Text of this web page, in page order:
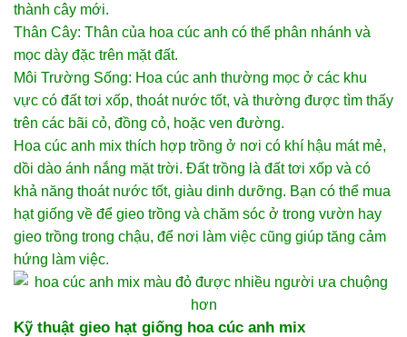
thành cây mới.
Thân Cây: Thân của hoa cúc anh có thể phân nhánh và
mọc dày đặc trên mặt đất.
Môi Trường Sống: Hoa cúc anh thường mọc ở các khu
vực có đất tơi xốp, thoát nước tốt, và thường được tìm thấy
trên các bãi cỏ, đồng cỏ, hoặc ven đường.
Hoa cúc anh mix thích hợp trồng ở nơi có khí hậu mát mẻ,
dồi dào ánh nắng mặt trời. Đất trồng là đất tơi xốp và có
khả năng thoát nước tốt, giàu dinh dưỡng. Bạn có thể mua
hạt giống về để gieo trồng và chăm sóc ở trong vườn hay
gieo trồng trong chậu, để nơi làm việc cũng giúp tăng cảm
hứng làm việc.
Kỹ thuật gieo hạt giống hoa cúc anh mix